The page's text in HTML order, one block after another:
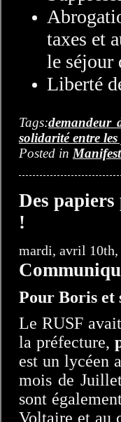
taxes et
le séjour
Liberté
Tags:demandeur
solidarité entre les
Posted in
Des
!
mardi, avril 10th,
Pour Boris et
Le RUSF
la préfecture,
est un lycéen
mois de
sont
Voltaire et au